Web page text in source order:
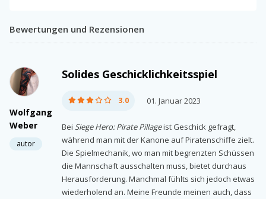
Bewertungen und Rezensionen
Wolfgang
Weber
autor
Solides Geschicklichkeitsspiel
3.0 01. Januar 2023
Bei Siege Hero: Pirate Pillageist Geschick gefragt,
während man mit der Kanone auf Piratenschiffe zielt.
Die Spielmechanik, wo man mit begrenzten Schüssen
die Mannschaft ausschalten muss, bietet durchaus
Herausforderung. Manchmal fühlts sich jedoch etwas
wiederholend an. Meine Freunde meinen auch, dass